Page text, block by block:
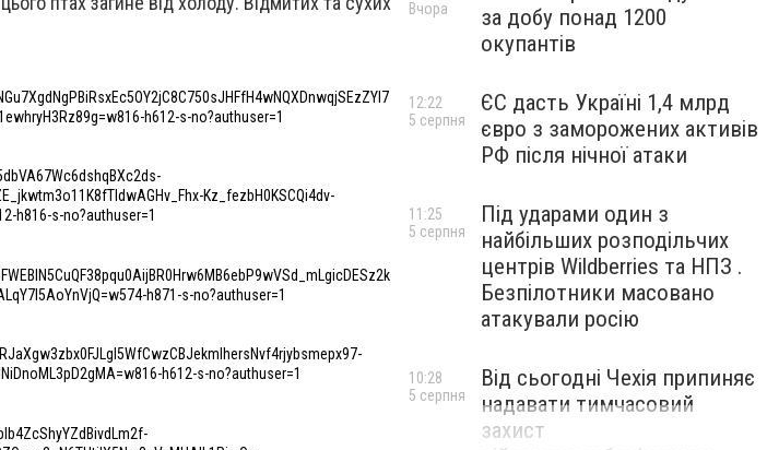
h612-s-no?authuser=1
Kz_fezbH0KSCQi4dv-
h816-s-no?authuser=1
h871-s-no?authuser=1
h612-s-no?authuser=1
за добу понад 1200
окупантів
Вчора
ЄС дасть Україні 1,4 млрд
євро з заморожених активів
РФ після нічної атаки
12:22
5 серпня
Під ударами один з
найбільших розподільчих
центрів Wildberries та НПЗ .
Безпілотники масовано
атакували росію
11:25
5 серпня
Від сьогодні Чехія припиняє
надавати тимчасовий
захист
10:28
5 серпня